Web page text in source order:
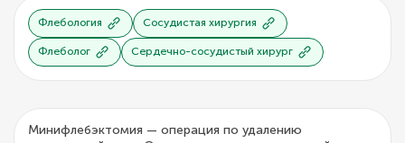
Флебология Сосудистая хирургия
Флеболог Сердечно-сосудистый хирург
Минифлебэктомия — операция по удалению